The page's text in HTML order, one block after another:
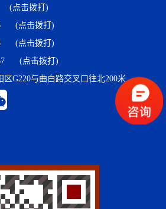
(点击拨打)
(点击拨打)
(点击拨打)
(点击拨打)
G220与曲白路交叉口往北200米